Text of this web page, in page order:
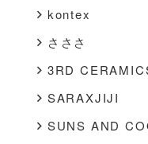
kontex
さささ
3RD
SARAXJIJI
SUNS AND